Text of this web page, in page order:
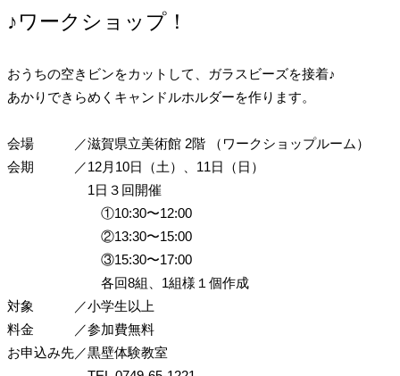
♪ワークショップ！
おうちの空きビンをカットして、ガラスビーズを接着♪
あかりできらめくキャンドルホルダーを作ります。
会場 ／滋賀県立美術館 2階
（ワークショップルーム）
会期
／12月10日（土）、11日（日）
1日３回開催
①10:30〜12:00
②13:30〜15:00
③15:30〜17:00
各回8組、1組様１個作成
対象
／小学生以上
料金
／参加費無料
お申込み先／黒壁体験教室